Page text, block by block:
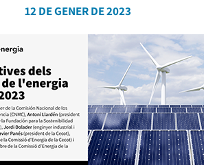
12 DE GENER DE 2023